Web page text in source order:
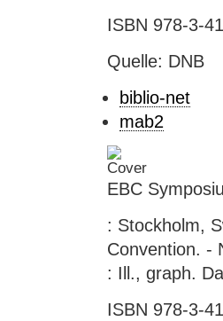
ISBN 978-3-
Quelle: DNB
biblio-net
mab2
EBC
: Stockholm,
Convention. -
: Ill., graph.
ISBN 978-3-